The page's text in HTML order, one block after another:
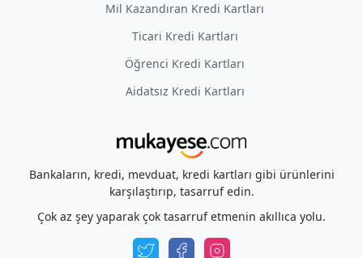
Mil Kazandıran Kredi Kartları
Ticari Kredi Kartları
Öğrenci Kredi Kartları
Aidatsız Kredi Kartları
Bankaların, kredi, mevduat, kredi kartları gibi ürünlerini
karşılaştırıp, tasarruf edin.
Çok az şey yaparak çok tasarruf etmenin akıllıca yolu.